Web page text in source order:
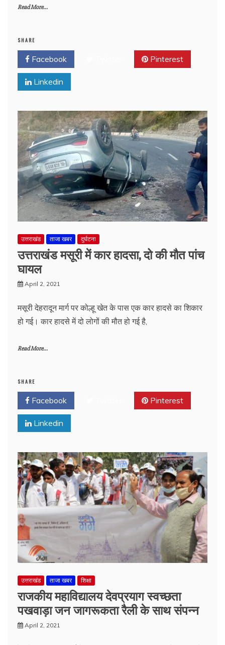
Read More...
SHARE
Facebook Pinterest
Linkedin
उत्तराखंड ताजा खबर दुर्घटना
उत्तराखंड मसूरी में कार हादसा, दो की मौत पांच
घायल
April 2, 2021
मसूरी देहरादून मार्ग पर कोल्हू खेत के पास एक कार हादसे का शिकार
हो गई। कार हादसे में दो लोगों की मौत हो गई है,
Read More...
SHARE
Facebook Pinterest
Linkedin
उत्तराखंड ताजा खबर शिक्षा
राजकीय महाविद्यालय देवप्रयाग स्वच्छता
पखवाड़ा जन जागरूकता रैली के साथ संपन्न
April 2, 2021